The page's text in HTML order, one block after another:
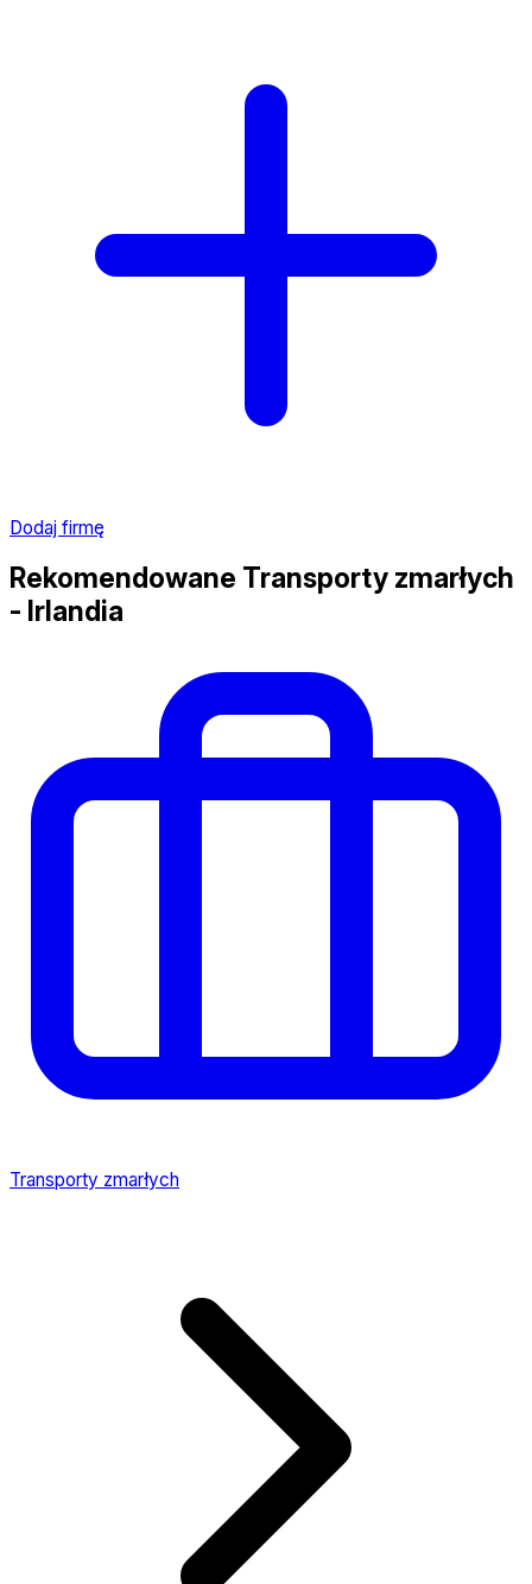
Dodaj firmę
Rekomendowane Transporty zmarłych
- Irlandia
Transporty zmarłych